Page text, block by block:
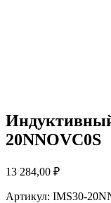
20NNOVC0S
13 284,00 ₽
Артикул: IMS30-